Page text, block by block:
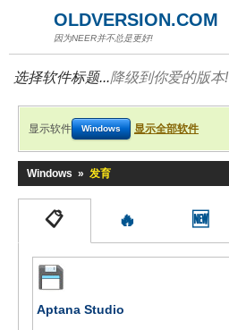
OLDVERSION.COM
因为NEER并不总是更好!
选择软件标题...降级到你爱的版本!
显示软件 Windows 显示全部软件
Windows » 发育
📋 🔥 🆕
Aptana Studio